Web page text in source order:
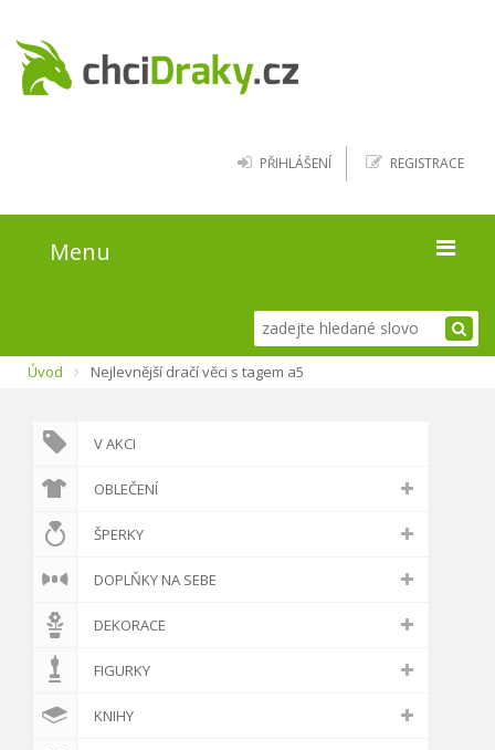
PŘIHLÁŠENÍ REGISTRACE
Menu
Kde najít draky
O webu
Úvod Nejlevnější dračí věci s tagem a5
V AKCI
OBLEČENÍ
ŠPERKY
DOPLŇKY NA SEBE
DEKORACE
FIGURKY
KNIHY